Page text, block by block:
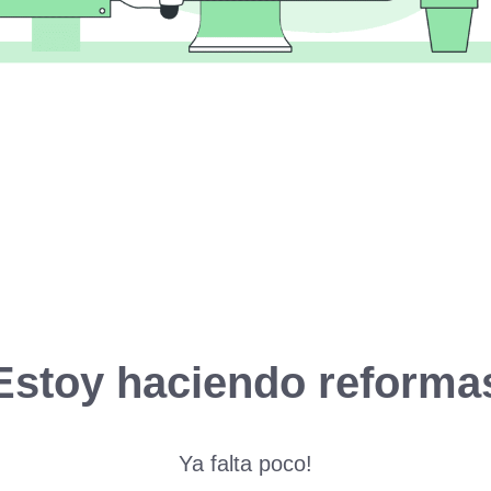
haciendo
Ya falta poco!